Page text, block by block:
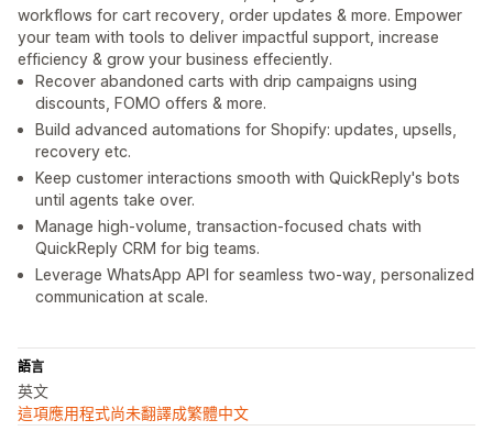
workflows for cart recovery, order updates & more. Empower
your team with tools to deliver impactful support, increase
efficiency & grow your business effeciently.
Recover abandoned carts with drip campaigns using
discounts, FOMO offers & more.
Build advanced automations for Shopify: updates, upsells,
recovery etc.
Keep customer interactions smooth with QuickReply's bots
until agents take over.
Manage high-volume, transaction-focused chats with
QuickReply CRM for big teams.
Leverage WhatsApp API for seamless two-way, personalized
communication at scale.
語言
英文
這項應用程式尚未翻譯成繁體中文